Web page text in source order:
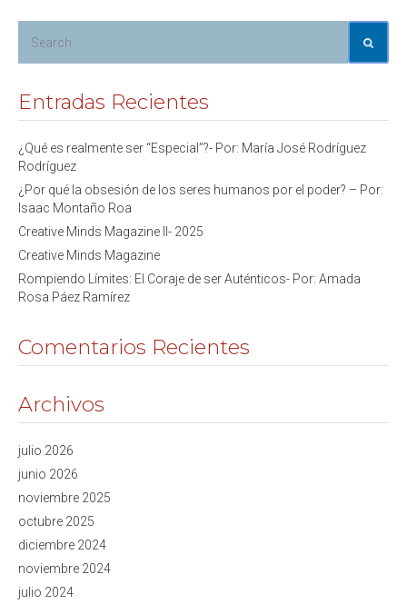
Entradas Recientes
¿Qué es realmente ser “Especial”?- Por: María José Rodríguez
Rodríguez
¿Por qué la obsesión de los seres humanos por el poder? – Por:
Isaac Montaño Roa
Creative Minds Magazine II- 2025
Creative Minds Magazine
Rompiendo Límites: El Coraje de ser Auténticos- Por: Amada
Rosa Páez Ramírez
Comentarios Recientes
Archivos
julio 2026
junio 2026
noviembre 2025
octubre 2025
diciembre 2024
noviembre 2024
julio 2024